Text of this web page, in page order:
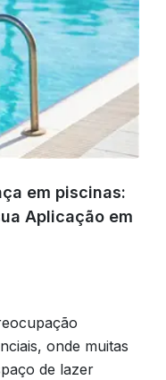
em piscinas:
Aplicação em
onde muitas
de lazer